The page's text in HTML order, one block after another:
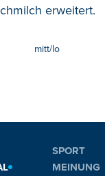
erweitert.
mitt/lo
SPORT
MEINUNG